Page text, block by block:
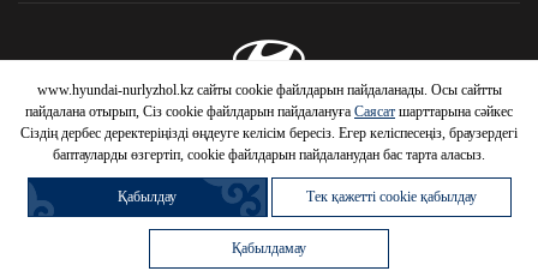
© 2026 Hyundai Motor Company
www.hyundai-nurlyzhol.kz сайты cookie файлдарын пайдаланады. Осы сайтты
пайдалана отырып, Сіз cookie файлдарын пайдалануға Саясат шарттарына сәйкес
Сіздің дербес деректеріңізді өңдеуге келісім бересіз. Егер келіспесеңіз, браузердегі
баптауларды өзгертіп, cookie файлдарын пайдаланудан бас тарта аласыз.
Қабылдау Тек қажетті cookie қабылдау
Қабылдамау
HYUNDAI